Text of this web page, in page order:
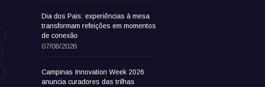
Dia dos Pais: experiências à mesa
transformam refeições em momentos
de conexão
07/08/2026
Campinas Innovation Week 2026
anuncia curadores das trilhas